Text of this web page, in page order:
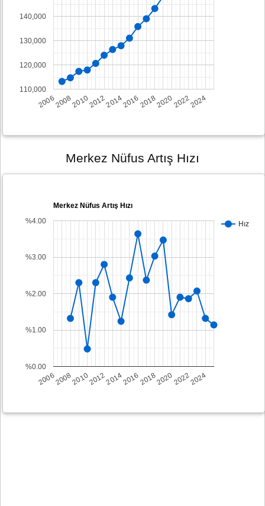
2006200820102012201420162018202020222024
110,000
120,000
130,000
140,000
Merkez Nüfus Artış Hızı
Merkez Nüfus Artış Hızı
Hız
2006200820102012201420162018202020222024
%0.00
%1.00
%2.00
%3.00
%4.00